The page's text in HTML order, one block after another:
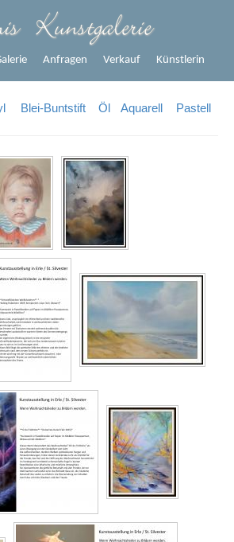
Anfragen Verkauf Künstlerin
Blei-Buntstift Öl Aquarell Pastell